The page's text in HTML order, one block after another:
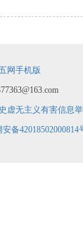
网手机版
虚无主义有害信息
备42018502000814